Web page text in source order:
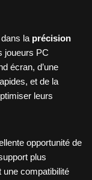
la précision
joueurs PC
écran, d’une
et de la
leurs
opportunité de
plus
une compatibilité